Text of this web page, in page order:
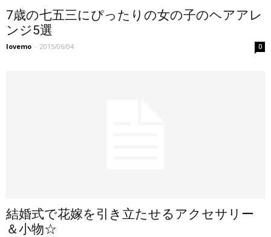
7歳の七五三にぴったりの女の子のヘアアレ
ンジ5選
lovemo - 2015/06/04 0
結婚式で花嫁を引き立たせるアクセサリー
＆小物☆